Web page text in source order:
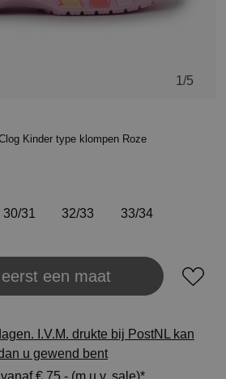
1 /5
Kinder type klompen Roze
30/31 32/33 33/34
een maat
I.V.M. drukte bij PostNL kan
u gewend bent